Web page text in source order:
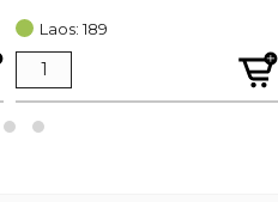
oli:
€ 0,04.
is:
€ 0,03.
Laos: 189